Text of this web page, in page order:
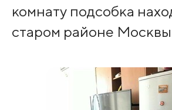
комнату подсобка
старом районе